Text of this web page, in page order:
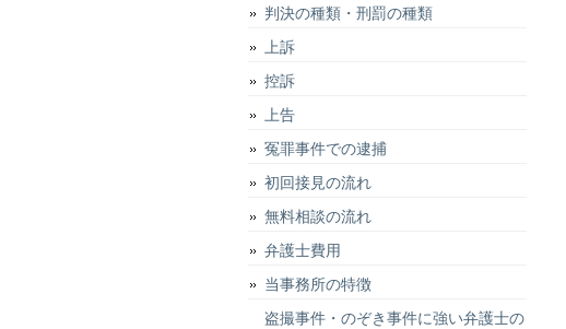
判決の種類・刑罰の種類
上訴
控訴
上告
冤罪事件での逮捕
初回接見の流れ
無料相談の流れ
弁護士費用
当事務所の特徴
盗撮事件・のぞき事件に強い弁護士の